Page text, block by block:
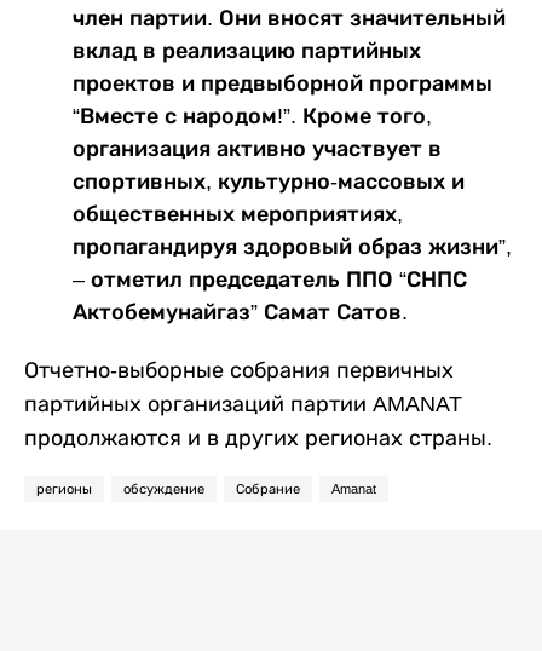
член партии. Они вносят значительный
вклад в реализацию партийных
проектов и предвыборной программы
“Вместе с народом!”. Кроме того,
организация активно участвует в
спортивных, культурно-массовых и
общественных мероприятиях,
пропагандируя здоровый образ жизни”,
– отметил председатель ППО “СНПС
Актобемунайгаз” Самат Сатов.
Отчетно-выборные собрания первичных
партийных организаций партии AMANAT
продолжаются и в других регионах страны.
регионы обсуждение Собрание Amanat